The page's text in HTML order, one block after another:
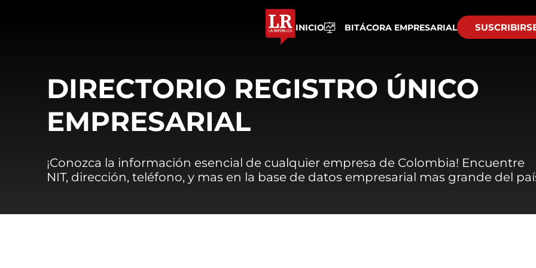
INICIO BITÁCORA EMPRESARIAL
DIRECTORIO REGISTRO ÚNICO
EMPRESARIAL
¡Conozca la información esencial de cualquier empresa de Colombia! Encuentre
NIT, dirección, teléfono, y mas en la base de datos empresarial mas grande del